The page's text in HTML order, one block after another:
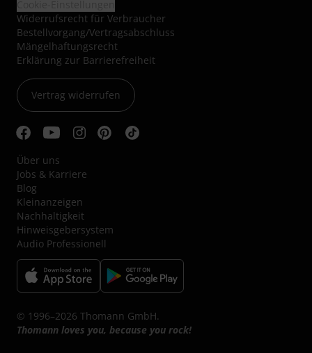
Widerrufsrecht für Verbraucher
Bestellvorgang/Vertragsabschluss
Mängelhaftungsrecht
Erklärung zur Barrierefreiheit
Vertrag widerrufen
Über uns
Jobs & Karriere
Blog
Kleinanzeigen
Nachhaltigkeit
Hinweisgebersystem
Audio Professionell
© 1996–2026 Thomann GmbH.
Thomann loves you, because you rock!